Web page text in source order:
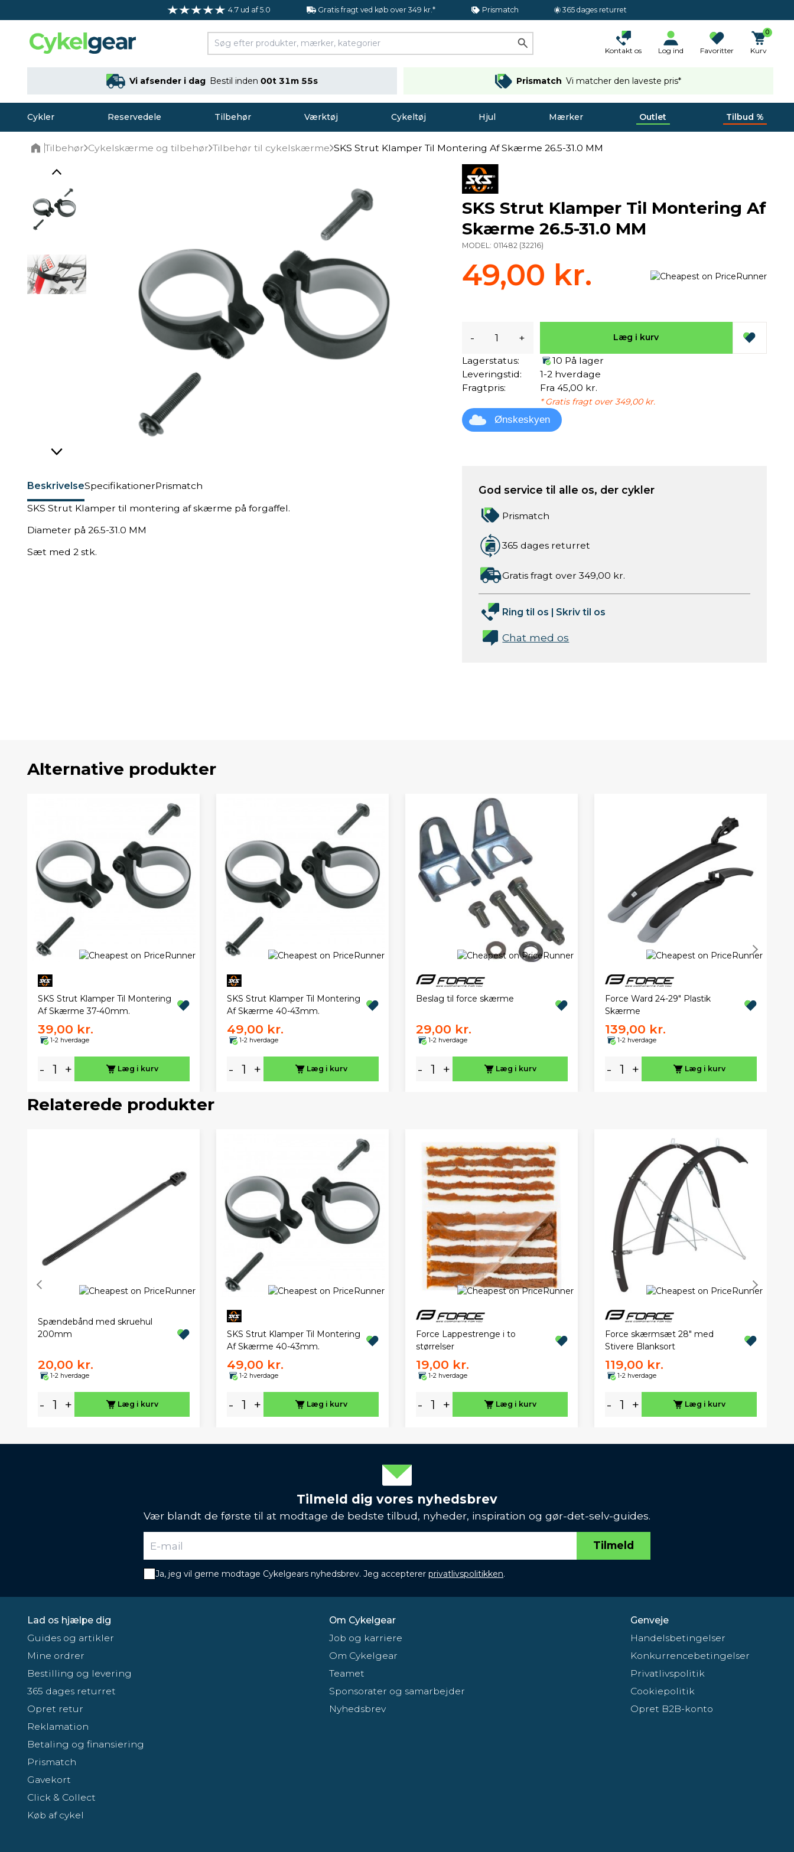
4.7 ud af 5.0 Gratis fragt ved køb over 349 kr.* Prismatch 365 dages returret
Kontakt os Log ind Favoritter
0
Kurv
Vi afsender i dag Bestil inden00t 31m 54s Prismatch Vi matcher den laveste pris*
Cykler Reservedele Tilbehør Værktøj Cykeltøj Hjul Mærker Outlet Tilbud %
Tilbehør Cykelskærme og tilbehør Tilbehør til cykelskærme SKS Strut Klamper Til Montering Af Skærme 26.5-31.0 MM
BeskrivelseSpecifikationerPrismatch
SKS Strut Klamper til montering af skærme på forgaffel.
Diameter på 26.5-31.0 MM
Sæt med 2 stk.
SKS Strut Klamper Til Montering Af
Skærme 26.5-31.0 MM
MODEL: 011482 (32216)
49,00 kr.
- + Læg i kurv
Lagerstatus:
10 På lager
Leveringstid:
1-2 hverdage
Fragtpris:
Fra 45,00 kr.
* Gratis fragt over 349,00 kr.
Ønskeskyen
God service til alle os, der cykler
Prismatch
365 dages returret
Gratis fragt over 349,00 kr.
Ring til os | Skriv til os
Chat med os
Alternative produkter
SKS Strut Klamper Til Montering
Af Skærme 37-40mm.
39,00 kr.
1-2 hverdage
- + Læg i kurv
SKS Strut Klamper Til Montering
Af Skærme 40-43mm.
49,00 kr.
1-2 hverdage
- + Læg i kurv
Beslag til force skærme
29,00 kr.
1-2 hverdage
- + Læg i kurv
Force Ward 24-29" Plastik
Skærme
139,00 kr.
1-2 hverdage
- + Læg i kurv
Relaterede produkter
Spændebånd med skruehul
200mm
20,00 kr.
1-2 hverdage
- + Læg i kurv
SKS Strut Klamper Til Montering
Af Skærme 40-43mm.
49,00 kr.
1-2 hverdage
- + Læg i kurv
Force Lappestrenge i to
størrelser
19,00 kr.
1-2 hverdage
- + Læg i kurv
Force skærmsæt 28" med
Stivere Blanksort
119,00 kr.
1-2 hverdage
- + Læg i kurv
Tilmeld dig vores nyhedsbrev
Vær blandt de første til at modtage de bedste tilbud, nyheder, inspiration og gør-det-selv-guides.
Tilmeld
Ja, jeg vil gerne modtage Cykelgears nyhedsbrev. Jeg accepterer privatlivspolitikken.
Lad os hjælpe dig
Guides og artikler
Mine ordrer
Bestilling og levering
365 dages returret
Opret retur
Reklamation
Betaling og finansiering
Prismatch
Gavekort
Click & Collect
Køb af cykel
Om Cykelgear
Job og karriere
Om Cykelgear
Teamet
Sponsorater og samarbejder
Nyhedsbrev
Genveje
Handelsbetingelser
Konkurrencebetingelser
Privatlivspolitik
Cookiepolitik
Opret B2B-konto